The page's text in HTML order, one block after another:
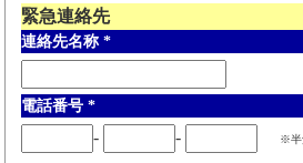
緊急連絡先
連絡先名称 *
電話番号 *
- - ※半